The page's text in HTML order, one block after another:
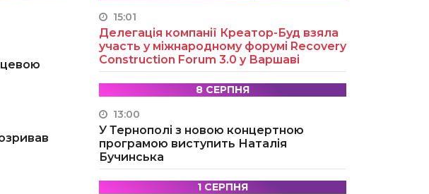
15:01
Делегація компанії Креатор-Буд взяла
участь у міжнародному форумі Recovery
Construction Forum 3.0 у Варшаві
8 СЕРПНЯ
13:00
У Тернополі з новою концертною
програмою виступить Наталія
Бучинська
1 СЕРПНЯ